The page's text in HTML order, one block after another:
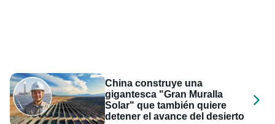
China construye una
gigantesca "Gran Muralla
Solar" que también quiere
detener el avance del desierto